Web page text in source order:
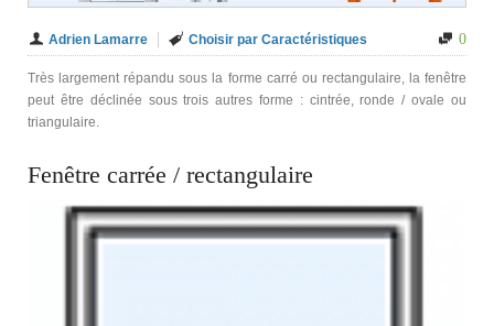
Adrien Lamarre Choisir par Caractéristiques 0
Très largement répandu sous la forme carré ou rectangulaire, la fenêtre
peut être déclinée sous trois autres forme : cintrée, ronde / ovale ou
triangulaire.
Fenêtre carrée / rectangulaire